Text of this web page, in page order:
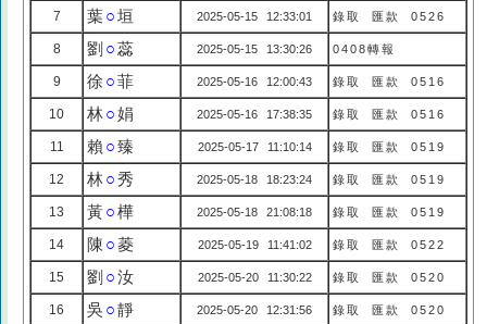
7 葉○垣 2025-05-15 12:33:01 錄取 匯款 0526
8 劉 ○蕊 2025-05-15 13:30:26 0408轉報
9 徐 ○菲 2025-05-16 12:00:43 錄取 匯款 0516
10 林○娟 2025-05-16 17:38:35 錄取 匯款 0516
11 賴 ○臻 2025-05-17 11:10:14 錄取 匯款 0519
12 林○秀 2025-05-18 18:23:24 錄取 匯款 0519
13 黃○樺 2025-05-18 21:08:18 錄取 匯款 0519
14 陳 ○菱 2025-05-19 11:41:02 錄取 匯款 0522
15 劉 ○汝 2025-05-20 11:30:22 錄取 匯款 0520
16 吳 ○靜 2025-05-20 12:31:56 錄取 匯款 0520